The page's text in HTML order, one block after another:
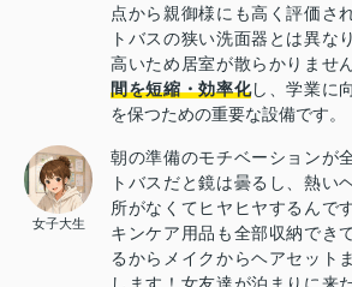
点から親御様にも高く評価さ
トバスの狭い洗面器とは異な
高いため居室が散らかりません
間を短縮・効率化し、学業に
を保つための重要な設備です。
女子大生
朝の準備のモチベーションが
トバスだと鏡は曇るし、熱い
所がなくてヒヤヒヤするんで
キンケア用品も全部収納でき
るからメイクからヘアセット